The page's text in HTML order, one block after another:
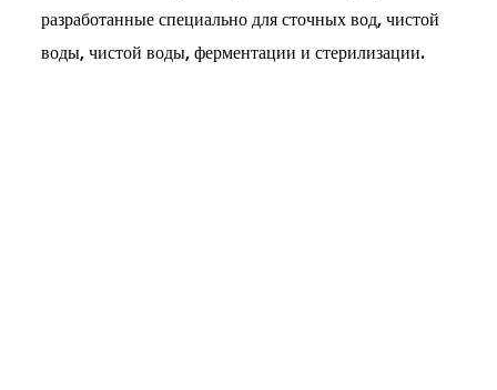
разработанные специально для сточных вод, чистой
воды, чистой воды, ферментации и стерилизации.